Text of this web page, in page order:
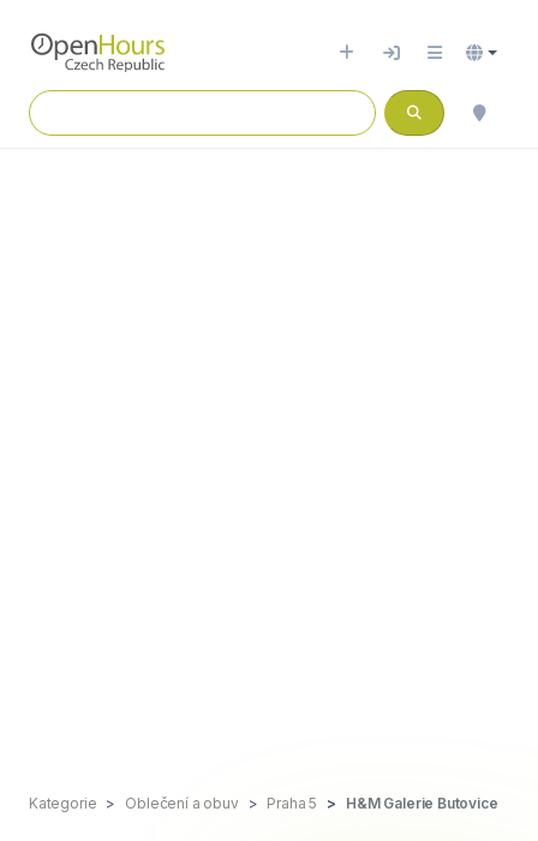
Kategorie Oblečení a obuv Praha 5 H&M Galerie Butovice